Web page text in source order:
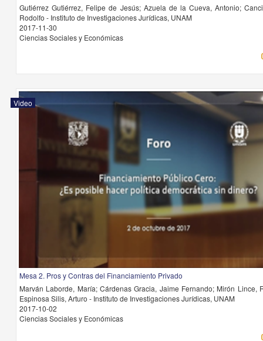
Gutiérrez Gutiérrez, Felipe de Jesús; Azuela de la Cueva, Antonio;
Rodolfo - Instituto de Investigaciones Jurídicas, UNAM
2017-11-30
Ciencias Sociales y Económicas
Video
Mesa 2. Pros y Contras del Financiamiento Privado
Marván Laborde, María; Cárdenas Gracia, Jaime Fernando; Mirón Lince,
Espinosa Silis, Arturo - Instituto de Investigaciones Jurídicas, UNAM
2017-10-02
Ciencias Sociales y Económicas